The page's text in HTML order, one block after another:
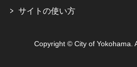
サイトの使い方
Copyright © City of Yokohama.